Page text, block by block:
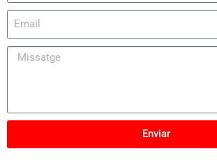
Enviar